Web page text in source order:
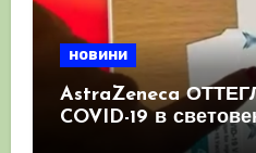
новини
AstraZeneca
COVID-19 в
като призна, че те